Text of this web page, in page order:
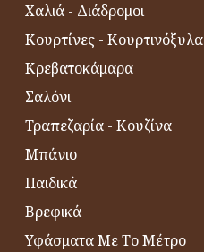
Χαλιά - Διάδρομοι
Κουρτίνες - Κουρτινόξυλα
Κρεβατοκάμαρα
Σαλόνι
Τραπεζαρία - Κουζίνα
Μπάνιο
Παιδικά
Βρεφικά
Υφάσματα Με Το Μέτρο